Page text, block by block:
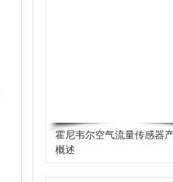
霍尼韦尔空气流量传感器
概述